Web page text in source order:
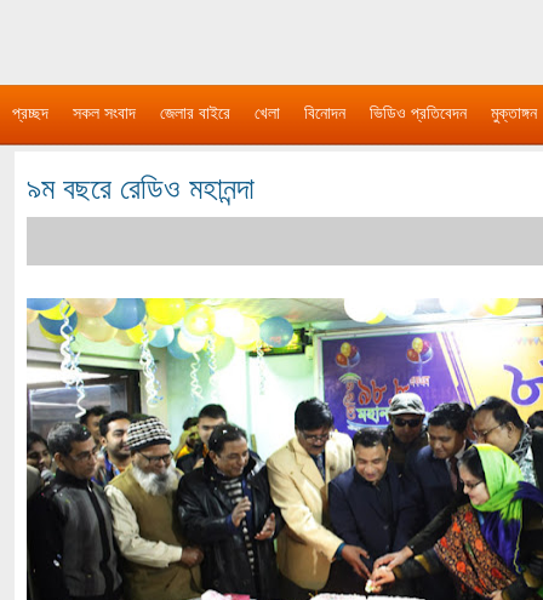
প্রচ্ছদ সকল সংবাদ জেলার বাইরে খেলা বিনোদন ভিডিও প্রতিবেদন মুক্তাঙ্গন
৯ম বছরে রেডিও মহানন্দা